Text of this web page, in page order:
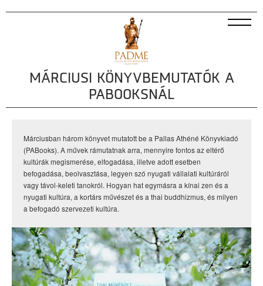
MÁRCIUSI KÖNYVBEMUTATÓK A
PABOOKSNÁL
Márciusban három könyvet mutatott be a Pallas Athéné Könyvkiadó
(PABooks). A művek rámutatnak arra, mennyire fontos az eltérő
kultúrák megismerése, elfogadása, illetve adott esetben
befogadása, beolvasztása, legyen szó nyugati vállalati kultúráról
vagy távol-keleti tanokról. Hogyan hat egymásra a kínai zen és a
nyugati kultúra, a kortárs művészet és a thai buddhizmus, és milyen
a befogadó szervezeti kultúra.